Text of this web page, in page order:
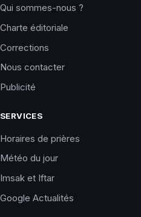
Qui sommes-nous ?
Charte éditoriale
Corrections
Nous contacter
Publicité
SERVICES
Horaires de prières
Météo du jour
Imsak et Iftar
Google Actualités